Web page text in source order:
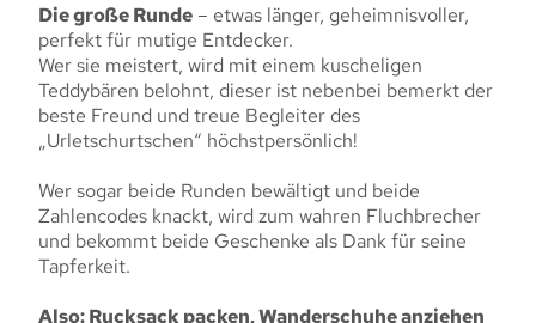
Die große Runde – etwas länger, geheimnisvoller,
perfekt für mutige Entdecker.
Wer sie meistert, wird mit einem kuscheligen
Teddybären belohnt, dieser ist nebenbei bemerkt der
beste Freund und treue Begleiter des
„Urletschurtschen“ höchstpersönlich!
Wer sogar beide Runden bewältigt und beide
Zahlencodes knackt, wird zum wahren Fluchbrecher
und bekommt beide Geschenke als Dank für seine
Tapferkeit.
Also: Rucksack packen, Wanderschuhe anziehen